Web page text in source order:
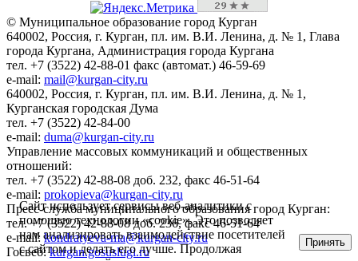
© Муниципальное образование город Курган
640002, Россия, г. Курган, пл. им. В.И. Ленина, д. № 1, Глава
города Кургана, Администрация города Кургана
тел. +7 (3522) 42-88-01 факс (автомат.) 46-59-69
e-mail: mail@kurgan-city.ru
640002, Россия, г. Курган, пл. им. В.И. Ленина, д. № 1,
Курганская городская Дума
тел. +7 (3522) 42-84-00
e-mail: duma@kurgan-city.ru
Управление массовых коммуникаций и общественных
отношений:
тел. +7 (3522) 42-88-08 доб. 232, факс 46-51-64
e-mail: prokopieva@kurgan-city.ru
Пресс-служба муниципального образования город Курган:
тел. +7 (3522) 42-88-08 доб. 236, факс 46-51-64
e-mail:kondratyeva-ma@kurgan-city.ru
Госвеб:kurgan.gosuslugi.ru
Сайт использует сервисы веб-аналитики с
помощью технологии «cookie». Это позволяет
нам анализировать взаимодействие посетителей
с сайтом и делать его лучше. Продолжая
Принять